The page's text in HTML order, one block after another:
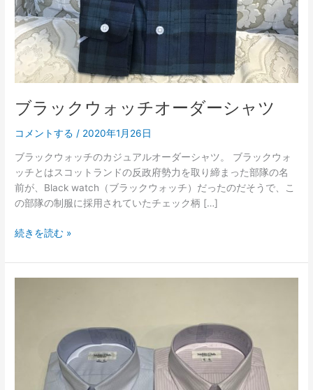
ブラックウォッチオーダーシャツ
コメントする / 2020年1月26日
ブラックウォッチのカジュアルオーダーシャツ。 ブラックウォ
ッチとはスコットランドの反政府勢力を取り締まった部隊の名
前が、Black watch（ブラックウォッチ）だったのだそうで、こ
の部隊の制服に採用されていたチェック柄 […]
ャ
ツ
続きを読む »